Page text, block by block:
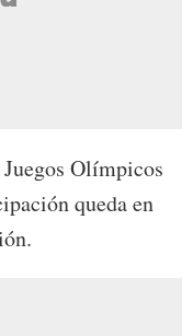
Olímpicos
queda en